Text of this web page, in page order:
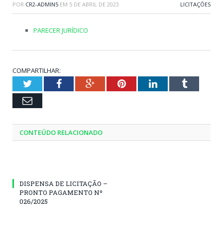
POR CR2-ADMIN5 EM 5 DE ABRIL DE 2023 LICITAÇÕES
PARECER JURÍDICO
COMPARTILHAR:
TwitterFacebookGoogle+PinterestLinkedInTumblr
Email
CONTEÚDO RELACIONADO
DISPENSA DE LICITAÇÃO –
PRONTO PAGAMENTO Nº
026/2025